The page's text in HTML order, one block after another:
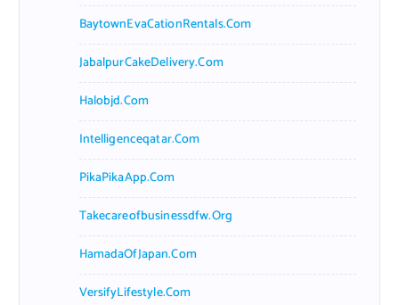
BaytownEvaCationRentals.com
JabalpurCakeDelivery.com
Halobjd.com
Intelligenceqatar.com
PikaPikaApp.com
Takecareofbusinessdfw.org
HamadaOfJapan.com
VersifyLifestyle.com